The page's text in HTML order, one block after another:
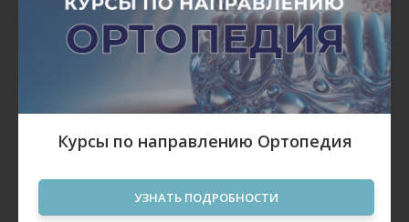
Курсы по направлению Ортопедия
УЗНАТЬ ПОДРОБНОСТИ